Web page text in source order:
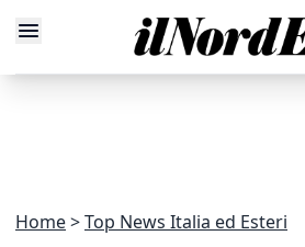
Home Top News Italia ed Esteri